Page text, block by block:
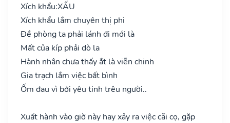
Xích khẩu:XẤU
Xích khẩu lắm chuyên thị phi
Đề phòng ta phải lánh đi mới là
Mất của kíp phải dò la
Hành nhân chưa thấy ắt là viễn chinh
Gia trạch lắm việc bất bình
Ốm đau vì bởi yêu tinh trêu người..
Xuất hành vào giờ này hay xảy ra việc cãi cọ, gặp